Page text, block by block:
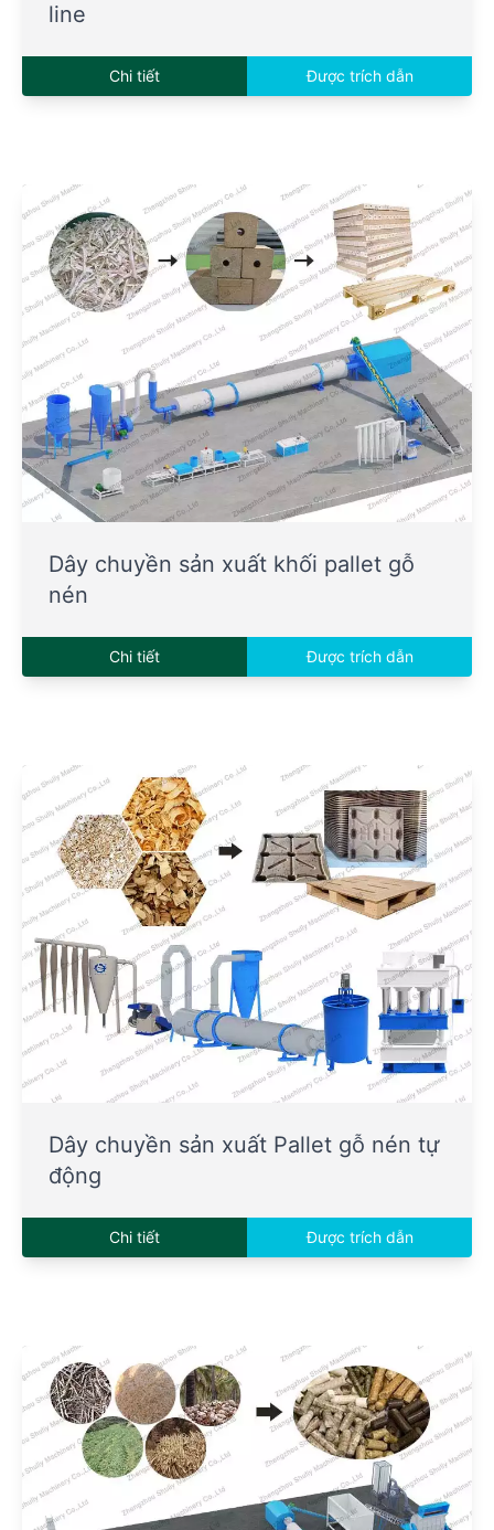
line
Chi tiết Được trích dẫn
Dây chuyền sản xuất khối pallet gỗ
nén
Chi tiết Được trích dẫn
Dây chuyền sản xuất Pallet gỗ nén tự
động
Chi tiết Được trích dẫn